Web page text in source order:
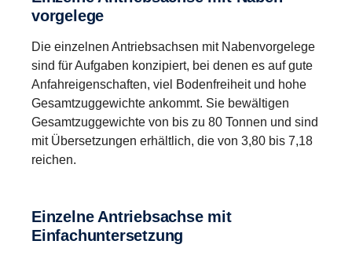
Für Aufgaben, die zusätzliche Zugleistung bei niedrigen
Geschwindigkeiten erfordern, besitzt dieses Getriebe
zwei zusätzliche Kriechgänge. Es wurde für optimale
Wirtschaftlichkeit konstruiert und hat sich sowohl im
Fernverkehr als auch im regionalen Verteilerverkehr
sowie im Schwerlastverkehr auf Baustellen als äußerst
erfolgreich erwiesen. Die Ausführungen mit Overdrive
bieten ein höheres Drehmoment, plus Overdrive für
Opticruise, Scania Retarder und eine Reihe von
Nebenantrieben verfügbar.
die variable Ölmenge und Ölsprühfunktion zur
Verbesserung der Getriebeschmierung und Reduzierung
der internen Verluste ergänzt.
In die Baureihe eingeführt wurden außerdem ein neues
kompaktes geometrisches Design sowie ein um 75 kg
leichteres Aluminiumgussgehäuse, die den
Geräuschpegel deutlich senken. Darüber hinaus sorgt
das Opticruise-System durch verlängerte
Gesamtwirtschaftlichkeit optimiert wird.
mit hohem Anspruch an die Beschleunigung. Dieses
Getriebe ist in seiner Eigenschaft selbsterklärend und der
Fahrer kann sich vollständig auf das Führen des
Fahrzeugs konzentrieren.
vorgelege
Die einzelnen Antriebsachsen mit Nabenvorgelege
sind für Aufgaben konzipiert, bei denen es auf gute
Anfahreigenschaften, viel Bodenfreiheit und hohe
Gesamtzuggewichte ankommt. Sie bewältigen
Gesamtzuggewichte von bis zu 80 Tonnen und sind
mit Übersetzungen erhältlich, die von 3,80 bis 7,18
reichen.
Einzelne Antrieb­sachse mit
Einfachunter­set­zung